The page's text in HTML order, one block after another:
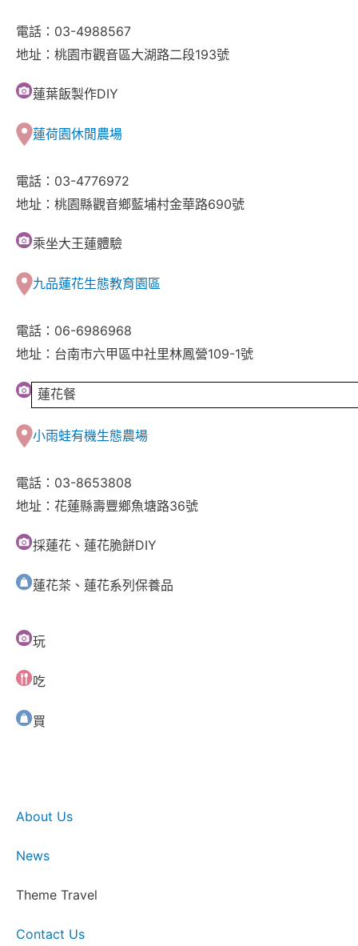
電話：03-4988567
地址：桃園市觀音區大湖路二段193號
蓮葉飯製作DIY
蓮荷園休閒農場
電話：03-4776972
地址：桃園縣觀音鄉藍埔村金華路690號
乘坐大王蓮體驗
九品蓮花生態教育園區
電話：06-6986968
地址：台南市六甲區中社里林鳳營109-1號
蓮花餐
小雨蛙有機生態農場
電話：03-8653808
地址：花蓮縣壽豐鄉魚塘路36號
採蓮花、蓮花脆餅DIY
蓮花茶、蓮花系列保養品
玩
吃
買
About Us
News
Theme Travel
Contact Us